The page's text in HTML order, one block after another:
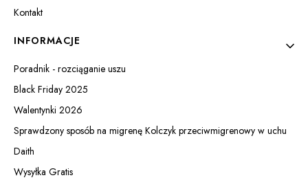
Kontakt
INFORMACJE
Poradnik - rozciąganie uszu
Black Friday 2025
Walentynki 2026
Sprawdzony sposób na migrenę Kolczyk przeciwmigrenowy w uchu
Daith
Wysyłka Gratis